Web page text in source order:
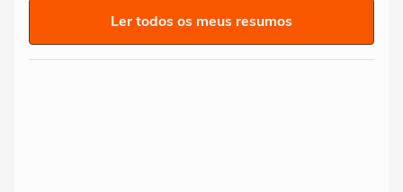
Ler todos os meus resumos